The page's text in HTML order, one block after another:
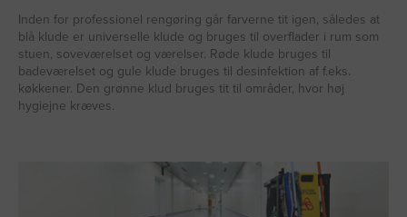
Inden for professionel rengøring går farverne tit igen, således at
blå klude er universelle klude og bruges til overflader i rum som
stuen, soveværelset og værelser. Røde klude bruges til
badeværelset og gule klude bruges til desinfektion af f.eks.
køkkener. Den grønne klud bruges tit til områder, hvor høj
hygiejne kræves.